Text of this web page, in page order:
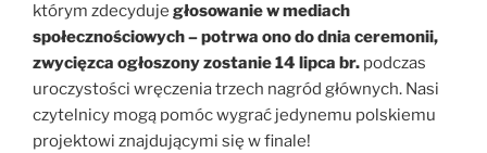
którym zdecyduje głosowanie w mediach
społecznościowych – potrwa ono do dnia ceremonii,
zwycięzca ogłoszony zostanie 14 lipca br. podczas
uroczystości wręczenia trzech nagród głównych. Nasi
czytelnicy mogą pomóc wygrać jedynemu polskiemu
projektowi znajdującymi się w finale!